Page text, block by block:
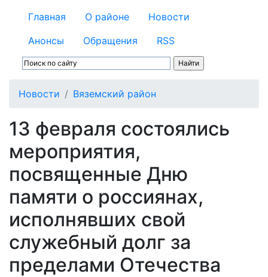
Главная О районе
Новости
Анонсы
Обращения RSS
Новости Вяземский район
13 февраля состоялись
мероприятия,
посвященные Дню
памяти о россиянах,
исполнявших свой
служебный долг за
пределами Отечества